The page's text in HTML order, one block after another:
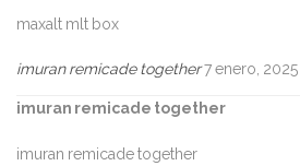
maxalt mlt box
imuran remicade together7 enero, 2025
imuran remicade together
imuran remicade together